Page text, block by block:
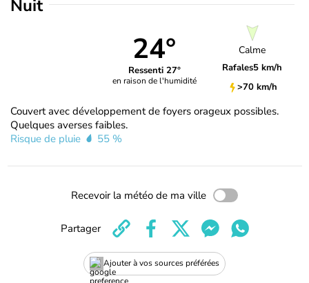
Nuit
24°
Ressenti 27°
en raison de l'humidité
Calme
Rafales5 km/h
>70 km/h
Couvert avec développement de foyers orageux possibles.
Quelques averses faibles.
Risque de pluie
55 %
Recevoir la météo de ma ville
Ajouter à vos sources préférées
Partager